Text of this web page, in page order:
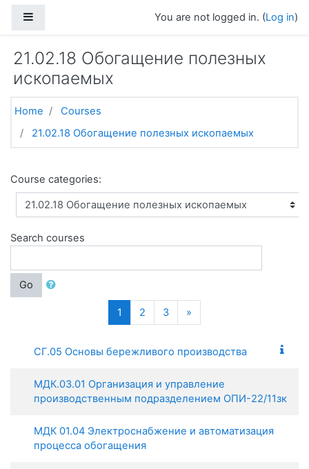
You are not logged in. (Log in)
21.02.18 Обогащение полезных
ископаемых
Home
Courses
21.02.18 Обогащение полезных ископаемых
Course categories:
Search courses
Go
1 (current)
2 3 »
СГ.05 Основы бережливого производства
МДК.03.01 Организация и управление
производственным подразделением ОПИ-22/11зк
МДК 01.04 Электроснабжение и автоматизация
процесса обогащения